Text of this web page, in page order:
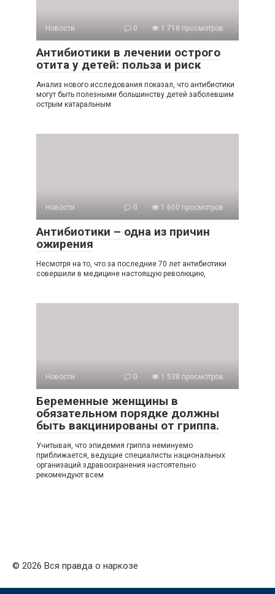
Новости 0 1 718 просмотров
Антибиотики в лечении острого
отита у детей: польза и риск
Анализ нового исследования показал, что антибиотики
могут быть полезными большинству детей заболевшим
острым катаральным
Новости 0 1 600 просмотров
Антибиотики – одна из причин
ожирения
Несмотря на то, что за последние 70 лет антибиотики
совершили в медицине настоящую революцию,
Новости 0 1 538 просмотров
Беременные женщины в
обязательном порядке должны
быть вакцинированы от гриппа.
Учитывая, что эпидемия гриппа неминуемо
приближается, ведущие специалисты национальных
организаций здравоохранения настоятельно
рекомендуют всем
© 2026 Вся правда о наркозе